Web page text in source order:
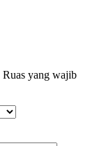
Ruas yang wajib